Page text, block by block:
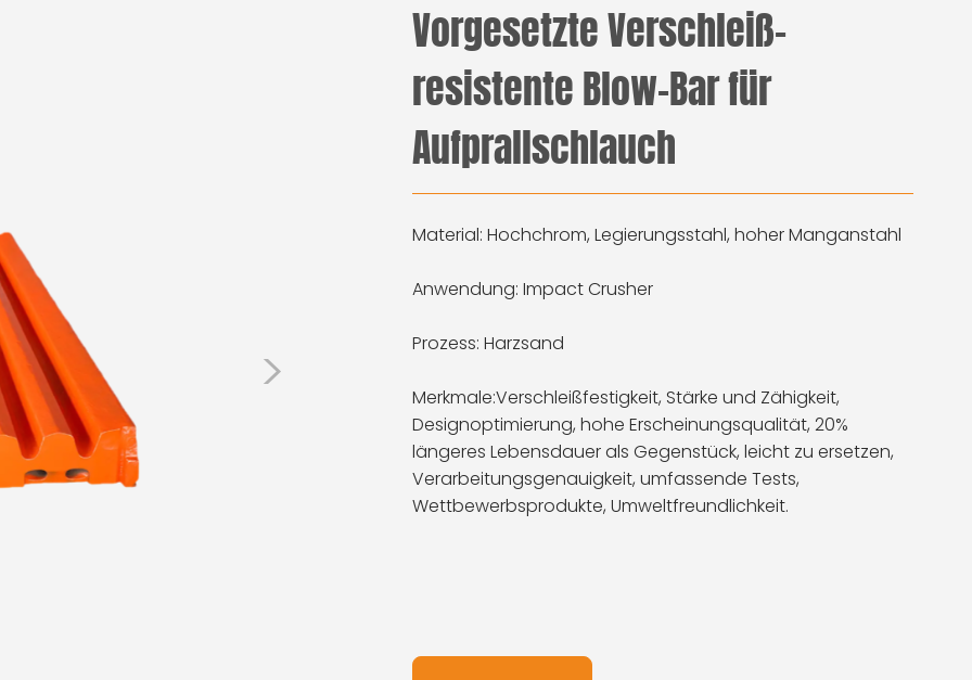
>
Vorgesetzte Verschleiß-
resistente Blow-Bar für
Aufprallschlauch
Material: Hochchrom, Legierungsstahl, hoher Manganstahl
Anwendung: Impact Crusher
Prozess: Harzsand
Merkmale:Verschleißfestigkeit, Stärke und Zähigkeit,
Designoptimierung, hohe Erscheinungsqualität, 20%
längeres Lebensdauer als Gegenstück, leicht zu ersetzen,
Verarbeitungsgenauigkeit, umfassende Tests,
Wettbewerbsprodukte, Umweltfreundlichkeit.